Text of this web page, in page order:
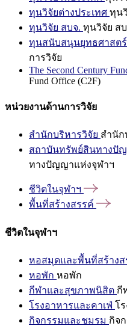
ทุนวิจัยต่างประเทศ ทุน
ทุนวิจัย สบจ. ทุนวิจัย ส
ทุนสนับสนุนยุทธศาสตร์
การวิจัย
The Second Century
Fund Office (C2F)
หน่วยงานด้านการวิจัย
สำนักบริหารวิจัย สำนัก
สถาบันทรัพย์สินทางปั
ทางปัญญาแห่งจุฬาฯ
ชีวิตในจุฬาฯ
พื้นที่สร้างสรรค์
ชีวิตในจุฬาฯ
หอสมุดและพื้นที่สร้างส
หอพัก หอพัก
กีฬาและสุขภาพนิสิต กี
โรงอาหารและคาเฟ่ โ
กิจกรรมและชมรม กิจ